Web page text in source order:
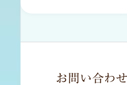
お問い合わ